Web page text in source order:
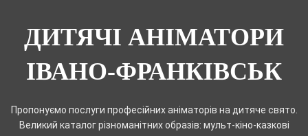
ДИТЯЧІ АНІМАТОРИ
ІВАНО-ФРАНКІВСЬК
Пропонуємо послуги професійних аніматорів на дитяче свято.
Великий каталог різноманітних образів: мульт-кіно-казкові